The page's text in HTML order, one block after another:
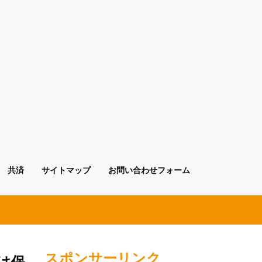
共済 サイトマップ お問い合わせフォーム
スポンサーリンク